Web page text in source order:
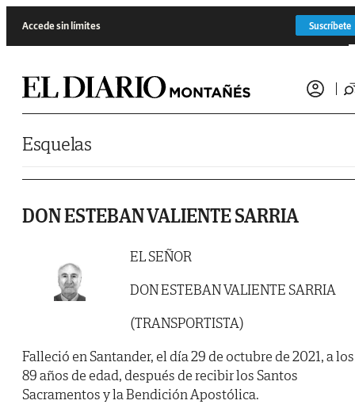
Accede sin límites Suscríbete
Esquelas
DON ESTEBAN VALIENTE SARRIA
EL SEÑOR
DON ESTEBAN VALIENTE SARRIA
(TRANSPORTISTA)
Falleció en Santander, el día 29 de octubre de 2021, a los
89 años de edad, después de recibir los Santos
Sacramentos y la Bendición Apostólica.